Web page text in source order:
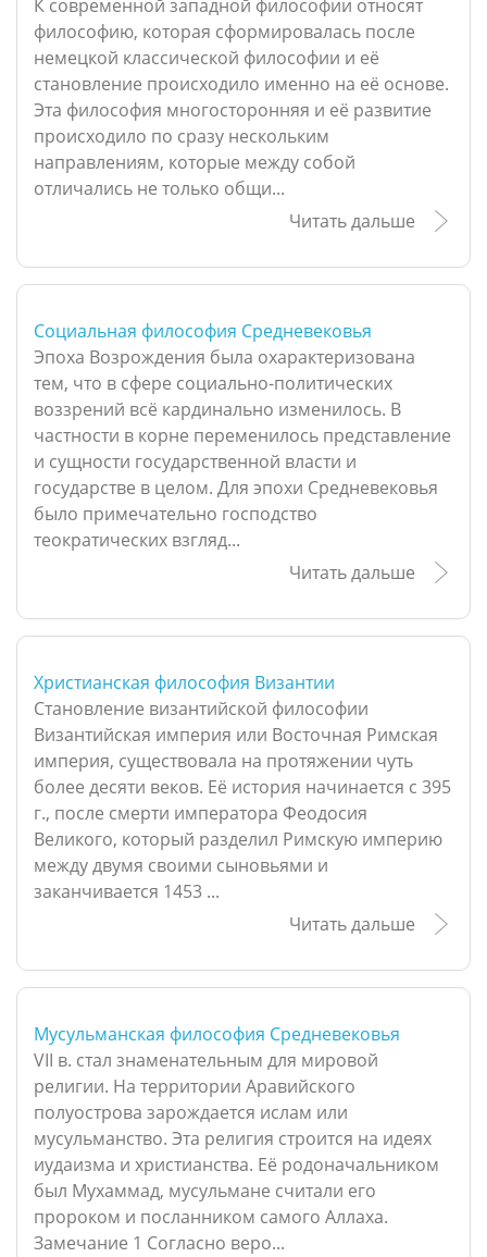
К современной западной философии относят
философию, которая сформировалась после
немецкой классической философии и её
становление происходило именно на её основе.
Эта философия многосторонняя и её развитие
происходило по сразу нескольким
направлениям, которые между собой
отличались не только общи...
Читать дальше
Социальная философия Средневековья
Эпоха Возрождения была охарактеризована
тем, что в сфере социально-политических
воззрений всё кардинально изменилось. В
частности в корне переменилось представление
и сущности государственной власти и
государстве в целом. Для эпохи Средневековья
было примечательно господство
теократических взгляд...
Читать дальше
Христианская философия Византии
Становление византийской философии
Византийская империя или Восточная Римская
империя, существовала на протяжении чуть
более десяти веков. Её история начинается с 395
г., после смерти императора Феодосия
Великого, который разделил Римскую империю
между двумя своими сыновьями и
заканчивается 1453 ...
Читать дальше
Мусульманская философия Средневековья
VII в. стал знаменательным для мировой
религии. На территории Аравийского
полуострова зарождается ислам или
мусульманство. Эта религия строится на идеях
иудаизма и христианства. Её родоначальником
был Мухаммад, мусульмане считали его
пророком и посланником самого Аллаха.
Замечание 1 Согласно веро...